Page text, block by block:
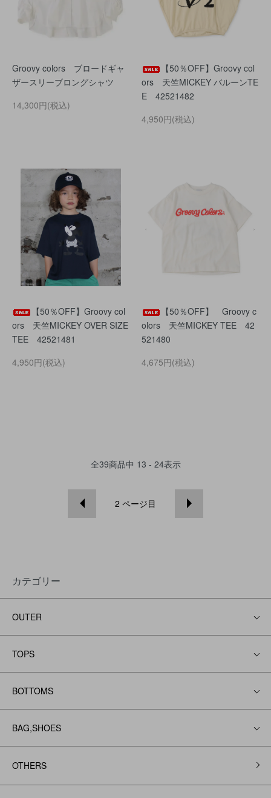
Groovy colors ブロードギャ
ザースリーブロングシャツ
14,300円(税込)
【50％OFF】Groovy col
ors 天竺MICKEY バルーンTE
E 42521482
4,950円(税込)
【50％OFF】Groovy col
ors 天竺MICKEY OVER SIZE
TEE 42521481
4,950円(税込)
【50％OFF】 Groovy c
olors 天竺MICKEY TEE 42
521480
4,675円(税込)
全39商品中 13 - 24表示
2 ページ目
カテゴリー
OUTER
TOPS
BOTTOMS
BAG,SHOES
OTHERS